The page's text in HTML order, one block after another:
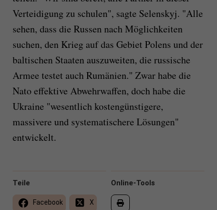
Verteidigung zu schulen", sagte Selenskyj. "Alle
sehen, dass die Russen nach Möglichkeiten
suchen, den Krieg auf das Gebiet Polens und der
baltischen Staaten auszuweiten, die russische
Armee testet auch Rumänien." Zwar habe die
Nato effektive Abwehrwaffen, doch habe die
Ukraine "wesentlich kostengünstigere,
massivere und systematischere Lösungen"
entwickelt.
Online-Tools
Teile
Facebook X